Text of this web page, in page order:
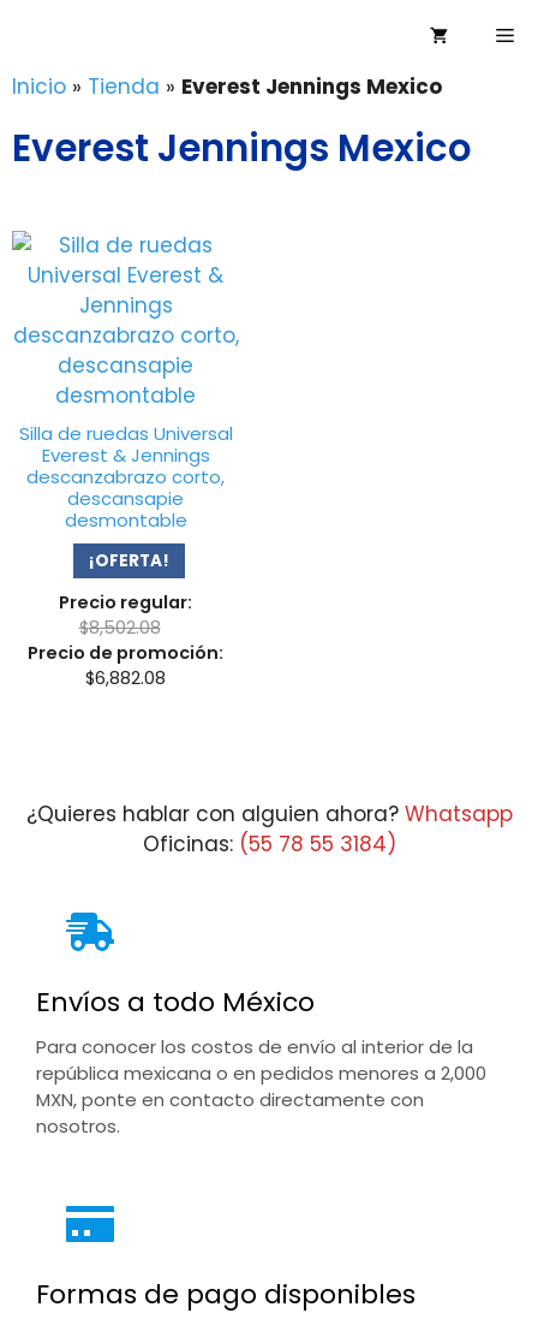
contenido
Inicio » Tienda » Everest Jennings Mexico
Everest Jennings Mexico
Silla de ruedas Universal
Everest & Jennings
descanzabrazo corto,
descansapie
desmontable
¡OFERTA!
Precio regular:
$8,502.08
Precio de promoción:
$6,882.08
¿Quieres hablar con alguien ahora? Whatsapp
Oficinas: (55 78 55 3184)
Envíos a todo México
Para conocer los costos de envío al interior de la
república mexicana o en pedidos menores a 2,000
MXN, ponte en contacto directamente con
nosotros.
Formas de pago disponibles